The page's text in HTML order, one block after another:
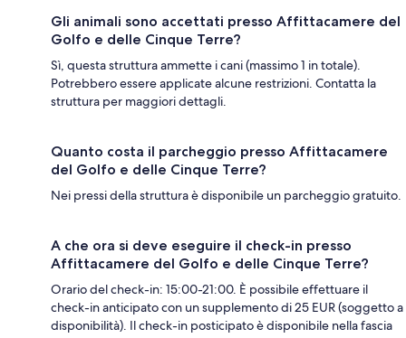
Gli animali sono accettati presso Affittacamere del
Golfo e delle Cinque Terre?
Sì, questa struttura ammette i cani (massimo 1 in totale).
Potrebbero essere applicate alcune restrizioni. Contatta la
struttura per maggiori dettagli.
Quanto costa il parcheggio presso Affittacamere
del Golfo e delle Cinque Terre?
Nei pressi della struttura è disponibile un parcheggio gratuito.
A che ora si deve eseguire il check-in presso
Affittacamere del Golfo e delle Cinque Terre?
Orario del check-in: 15:00-21:00. È possibile effettuare il
check-in anticipato con un supplemento di 25 EUR (soggetto a
disponibilità). Il check-in posticipato è disponibile nella fascia